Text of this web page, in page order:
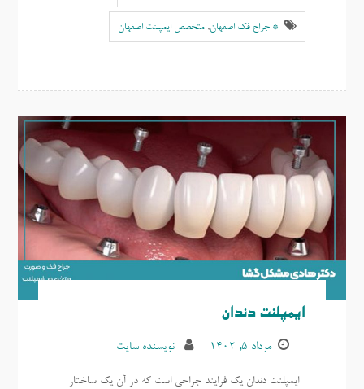
* جراح فک اصفهان, متخصص ایمپلنت اصفهان
ایمپلنت دندان
مرداد ۵, ۱۴۰۲ نویسنده سایت
ایمپلنت دندان یک فرایند جراحی است که در آن یک ساختار